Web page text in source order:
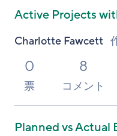
Active Projects
Charlotte Fawcett
0
票
8
コメント
Planned vs Actual